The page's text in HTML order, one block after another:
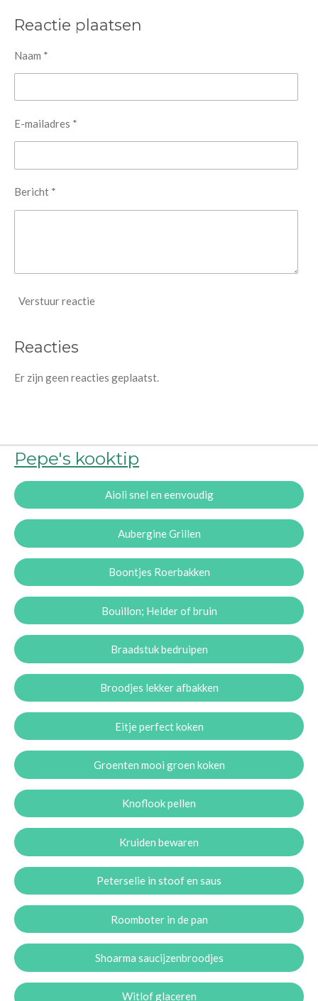
Reactie plaatsen
Naam *
E-mailadres *
Bericht *
Verstuur reactie
Reacties
Er zijn geen reacties geplaatst.
Pepe's kooktip
Aioli snel en eenvoudig
Aubergine Grillen
Boontjes Roerbakken
Bouillon; Helder of bruin
Braadstuk bedruipen
Broodjes lekker afbakken
Eitje perfect koken
Groenten mooi groen koken
Knoflook pellen
Kruiden bewaren
Peterselie in stoof en saus
Roomboter in de pan
Shoarma saucijzenbroodjes
Witlof glaceren